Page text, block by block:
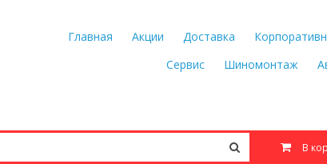
Главная Акции Доставка
Сервис
Шиномонтаж
В